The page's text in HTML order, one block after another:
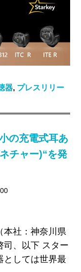
器, プレスリリー
の充電式耳あ
チャー)“を発
社：神奈川県
司、以下 スター
としては世界最